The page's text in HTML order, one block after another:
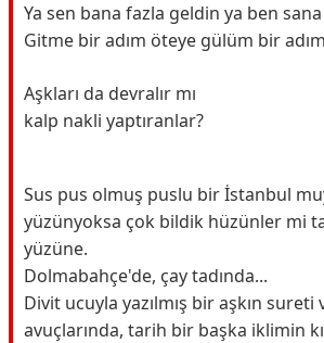
Ya sen bana fazla geldin ya ben sana
Gitme bir adım öteye gülüm bir
Aşkları da devralır mı
kalp nakli yaptıranlar?
Sus pus olmuş puslu bir İstanbul
yüzünyoksa çok bildik hüzünler mi
yüzüne.
Dolmabahçe'de, çay tadında...
Divit ucuyla yazılmış bir aşkın sureti
avuçlarında, tarih bir başka iklimin